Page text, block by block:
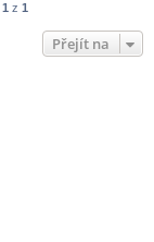
1z 1
Přejít na